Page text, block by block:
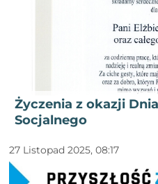
Życzenia z okazji
Socjalnego
27 Listopad 2025, 08:17